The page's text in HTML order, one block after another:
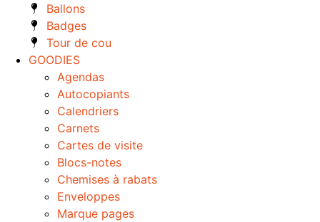
Ballons
Badges
Tour de cou
GOODIES
Agendas
Autocopiants
Calendriers
Carnets
Cartes de visite
Blocs-notes
Chemises à rabats
Enveloppes
Marque pages